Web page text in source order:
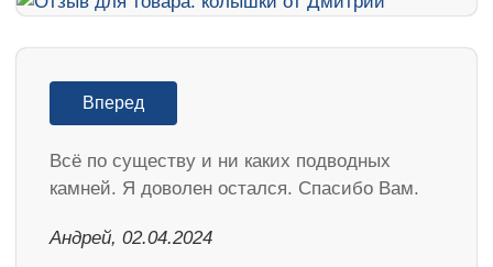
Вперед
Всё по существу и ни каких подводных
камней. Я доволен остался. Спасибо Вам.
Андрей, 02.04.2024